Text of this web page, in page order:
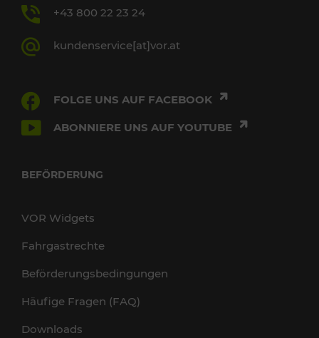
+43 800 22 23 24
kundenservice[at]vor.at
FOLGE UNS AUF FACEBOOK
ABONNIERE UNS AUF YOUTUBE
BEFÖRDERUNG
VOR Widgets
Fahrgastrechte
Beförderungsbedingungen
Häufige Fragen (FAQ)
Downloads